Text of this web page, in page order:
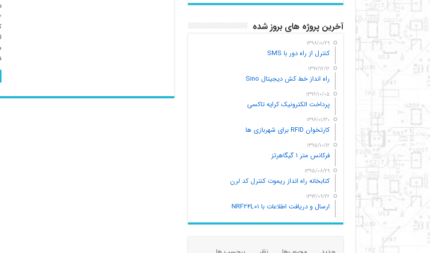
۵ حالت
آخرین پروژه های بروز شده
۱۳۹۸/۰۱/۲۹
کنترل از راه دور با SMS
۱۳۹۷/۱۲/۱۲
راه انداز خط کش دیجیتال Sino
۱۳۹۶/۱۰/۰۵
پرداخت الکترونیک کرایه تاکسی
۱۳۹۶/۰۱/۳۰
کارتخوان RFID برای شهربازی ها
۱۳۹۵/۱۰/۱۲
فرکانس متر ۱ گیگاهرتز
۱۳۹۵/۰۸/۲۹
کتابخانه راه انداز ریموت کنترل کد لرن
۱۳۹۴/۰۹/۲۲
ارسال و دریافت اطلاعات با NRF۲۴L۰۱